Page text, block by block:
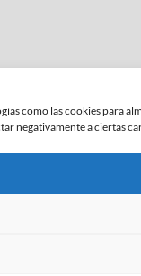
como las cookies para
negativamente a ciertas